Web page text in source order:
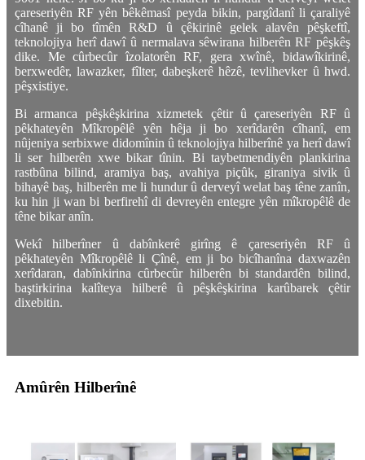
çareseriyên RF yên bêkêmasî peyda bikin, pargîdanî li çaraliyê
cîhanê ji bo tîmên R&D û çêkirinê gelek alavên pêşkeftî,
teknolojiya herî dawî û nermalava sêwirana hilberên RF pêşkêş
dike. Me cûrbecûr îzolatorên RF, gera xwînê, bidawîkirinê,
berxwedêr, lawazker, fîlter, dabeşkerê hêzê, tevlihevker û hwd.
pêşxistiye.
Bi armanca pêşkêşkirina xizmetek çêtir û çareseriyên RF û
pêkhateyên Mîkropêlê yên hêja ji bo xerîdarên cîhanî, em
nûjeniya serbixwe didomînin û teknolojiya hilberînê ya herî dawî
li ser hilberên xwe bikar tînin. Bi taybetmendiyên plankirina
rastbûna bilind, aramiya baş, avahiya piçûk, giraniya sivik û
bihayê baş, hilberên me li hundur û derveyî welat baş têne zanîn,
ku hin ji wan bi berfirehî di devreyên entegre yên mîkropêlê de
têne bikar anîn.
Wekî hilberîner û dabînkerê girîng ê çareseriyên RF û
pêkhateyên Mîkropêlê li Çînê, em ji bo bicîhanîna daxwazên
xerîdaran, dabînkirina cûrbecûr hilberên bi standardên bilind,
baştirkirina kalîteya hilberê û pêşkêşkirina karûbarek çêtir
dixebitin.
Amûrên Hilberînê